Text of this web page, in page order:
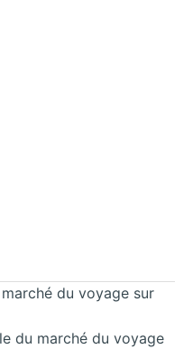
du voyage sur
du marché du voyage